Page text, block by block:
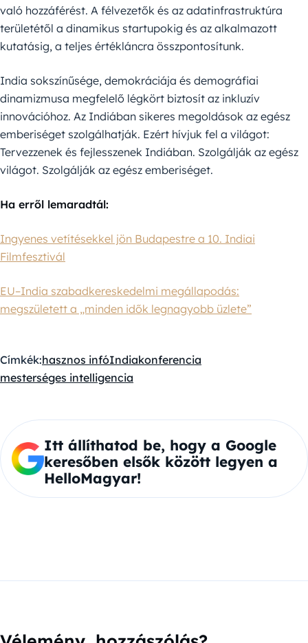
való hozzáférést. A félvezetők és az adatinfrastruktúra
területétől a dinamikus startupokig és az alkalmazott
kutatásig, a teljes értékláncra összpontosítunk.
India sokszínűsége, demokráciája és demográfiai
dinamizmusa megfelelő légkört biztosít az inkluzív
innovációhoz. Az Indiában sikeres megoldások az egész
emberiséget szolgálhatják. Ezért hívjuk fel a világot:
Tervezzenek és fejlesszenek Indiában. Szolgálják az egész
világot. Szolgálják az egész emberiséget.
Ha erről lemaradtál:
Ingyenes vetítésekkel jön Budapestre a 10. Indiai
Filmfesztivál
EU–India szabadkereskedelmi megállapodás:
megszületett a „minden idők legnagyobb üzlete”
Címkék:hasznos infóIndiakonferencia
mesterséges intelligencia
Itt állíthatod be, hogy a Google
keresőben elsők között legyen a
HelloMagyar!